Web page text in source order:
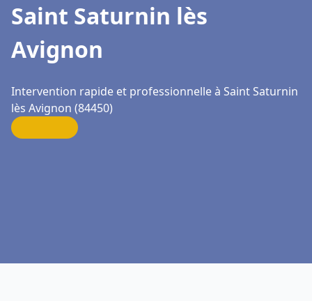
Saint Saturnin lès
Avignon
Intervention rapide et professionnelle à Saint Saturnin
lès Avignon (84450)